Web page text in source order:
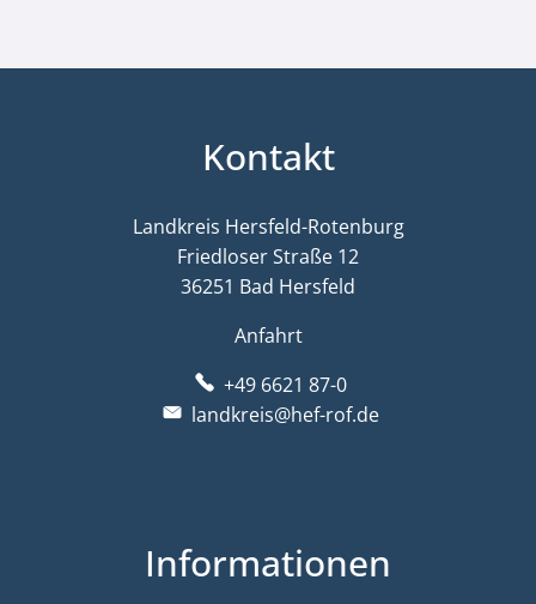
Kontakt
Landkreis Hersfeld-Rotenburg
Friedloser Straße 12
36251 Bad Hersfeld
Anfahrt
+49 6621 87-0
landkreis@hef-rof.de
Informationen